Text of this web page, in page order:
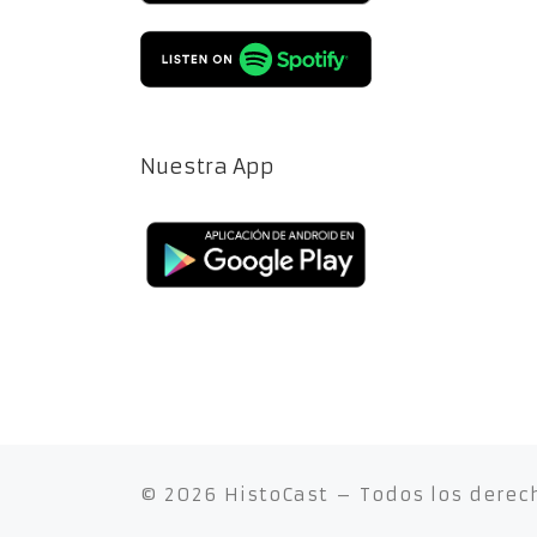
Nuestra App
© 2026 HistoCast – Todos los